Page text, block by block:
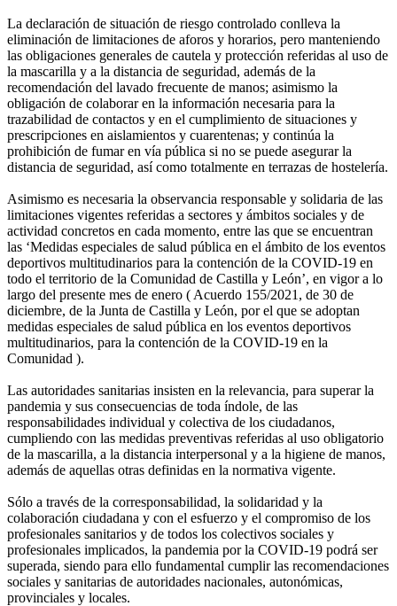
La declaración de situación de riesgo controlado conlleva la
eliminación de limitaciones de aforos y horarios, pero manteniendo
las obligaciones generales de cautela y protección referidas al uso de
la mascarilla y a la distancia de seguridad, además de la
recomendación del lavado frecuente de manos; asimismo la
obligación de colaborar en la información necesaria para la
trazabilidad de contactos y en el cumplimiento de situaciones y
prescripciones en aislamientos y cuarentenas; y continúa la
prohibición de fumar en vía pública si no se puede asegurar la
distancia de seguridad, así como totalmente en terrazas de hostelería.
Asimismo es necesaria la observancia responsable y solidaria de las
limitaciones vigentes referidas a sectores y ámbitos sociales y de
actividad concretos en cada momento, entre las que se encuentran
las ‘Medidas especiales de salud pública en el ámbito de los eventos
deportivos multitudinarios para la contención de la COVID-19 en
todo el territorio de la Comunidad de Castilla y León’, en vigor a lo
largo del presente mes de enero ( Acuerdo 155/2021, de 30 de
diciembre, de la Junta de Castilla y León, por el que se adoptan
medidas especiales de salud pública en los eventos deportivos
multitudinarios, para la contención de la COVID-19 en la
Comunidad ).
Las autoridades sanitarias insisten en la relevancia, para superar la
pandemia y sus consecuencias de toda índole, de las
responsabilidades individual y colectiva de los ciudadanos,
cumpliendo con las medidas preventivas referidas al uso obligatorio
de la mascarilla, a la distancia interpersonal y a la higiene de manos,
además de aquellas otras definidas en la normativa vigente.
Sólo a través de la corresponsabilidad, la solidaridad y la
colaboración ciudadana y con el esfuerzo y el compromiso de los
profesionales sanitarios y de todos los colectivos sociales y
profesionales implicados, la pandemia por la COVID-19 podrá ser
superada, siendo para ello fundamental cumplir las recomendaciones
sociales y sanitarias de autoridades nacionales, autonómicas,
provinciales y locales.